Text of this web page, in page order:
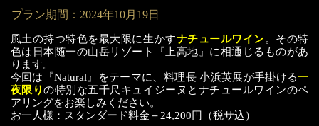
プラン期間：2024年10月19日
風土の持つ特色を最大限に生かすナチュールワイン。その特
色は日本随一の山岳リゾート『上高地』に相通じるものがあ
ります。
今回は『Natural』をテーマに、料理長 小浜英展が手掛ける一
夜限りの特別な五千尺キュイジーヌとナチュールワインのペ
アリングをお楽しみください。
お一人様：スタンダード料金＋24,200円（税サ込）